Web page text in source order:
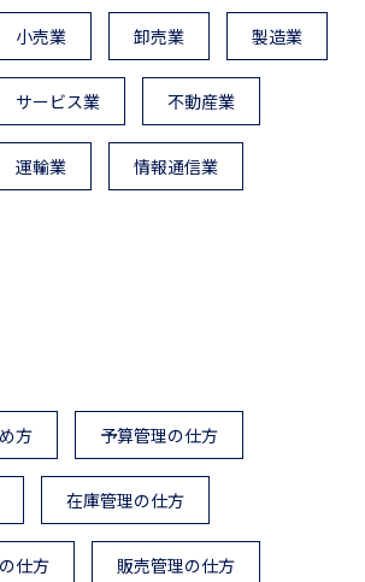
小売業 卸売業 製造業
サービス業 不動産業
運輸業 情報通信業
方 予算管理の仕方
在庫管理の仕方
仕方 販売管理の仕方